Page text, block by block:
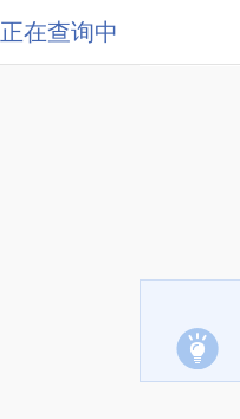
正在查询中